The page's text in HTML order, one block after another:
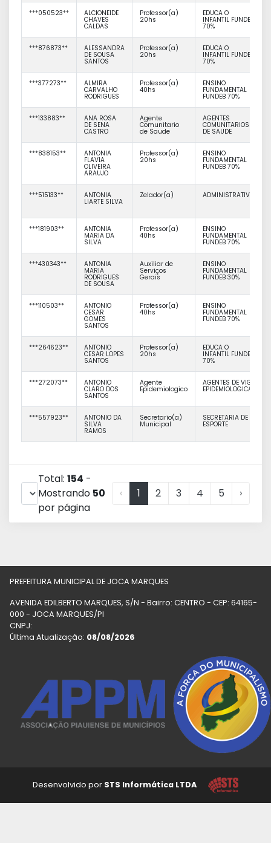
***050523** ALCIONEIDE
CHAVES
CALDAS
Professor(a)
20hs
EDUCA O
INFANTIL FUNDEB
70%
***876873** ALESSANDRA
DE SOUSA
SANTOS
Professor(a)
20hs
EDUCA O
INFANTIL FUNDEB
70%
***377273** ALMIRA
CARVALHO
RODRIGUES
Professor(a)
40hs
ENSINO
FUNDAMENTAL
FUNDEB 70%
***133883** ANA ROSA
DE SENA
CASTRO
Agente
Comunitario
de Saude
AGENTES
COMUNITARIOS
DE SAUDE
***838153** ANTONIA
FLAVIA
OLIVEIRA
ARAUJO
Professor(a)
20hs
ENSINO
FUNDAMENTAL
FUNDEB 70%
***515133** ANTONIA
LIARTE SILVA
Zelador(a) ADMINISTRATIVO
***181903** ANTONIA
MARIA DA
SILVA
Professor(a)
40hs
ENSINO
FUNDAMENTAL
FUNDEB 70%
***430343** ANTONIA
MARIA
RODRIGUES
DE SOUSA
Auxiliar de
Serviços
Gerais
ENSINO
FUNDAMENTAL
FUNDEB 30%
***110503** ANTONIO
CESAR
GOMES
SANTOS
Professor(a)
40hs
ENSINO
FUNDAMENTAL
FUNDEB 70%
***264623** ANTONIO
CESAR LOPES
SANTOS
Professor(a)
20hs
EDUCA O
INFANTIL FUNDEB
70%
***272073** ANTONIO
CLARO DOS
SANTOS
Agente
Epidemiologico
AGENTES DE VIG
EPIDEMIOLOGICA
***557923** ANTONIO DA
SILVA
RAMOS
Secretario(a)
Municipal
SECRETARIA DE
ESPORTE
Total: 154 -
Mostrando 50
por página
‹ 1 2 3 4 5 ›
PREFEITURA MUNICIPAL DE JOCA MARQUES
AVENIDA EDILBERTO MARQUES, S/N - Bairro: CENTRO - CEP: 64165-
000 - JOCA MARQUES/PI
CNPJ:
Última Atualização: 08/08/2026
Desenvolvido por STS Informática LTDA